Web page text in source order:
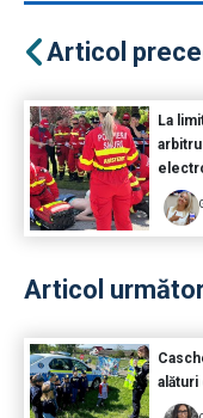
Articol
La
Articol
alături